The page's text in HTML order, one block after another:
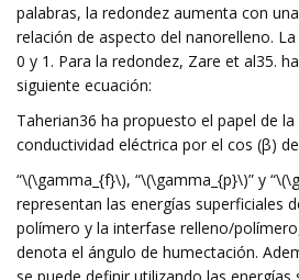
palabras, la redondez aumenta con
relación de aspecto del nanorelleno.
0 y 1. Para la redondez, Zare et al35.
siguiente ecuación:
Taherian36 ha propuesto el papel de
conductividad eléctrica por el cos (β)
“\(\gamma_{f}\), “\(\gamma_{p}\)” y
representan las energías superficiales
polímero y la interfase relleno/
denota el ángulo de humectación.